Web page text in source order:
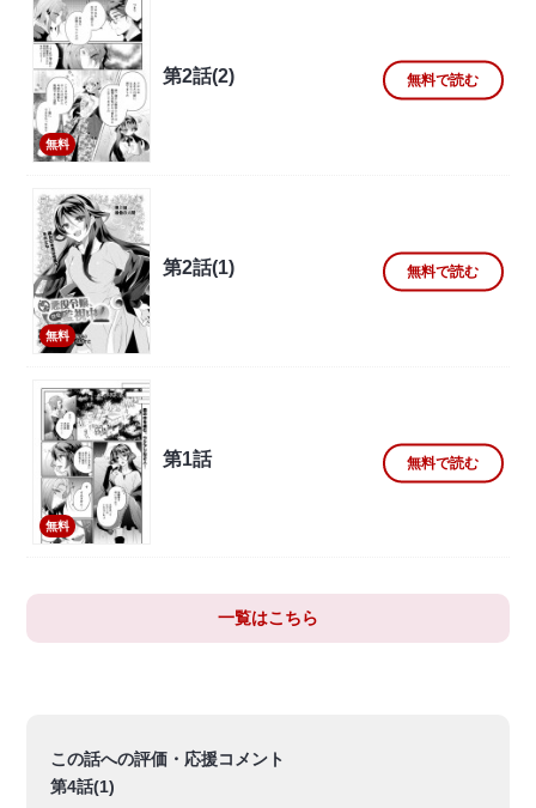
無料
第2話(2) 無料で読む
無料
第2話(1) 無料で読む
無料
第1話 無料で読む
一覧はこちら
この話への評価・応援コメント
第4話(1)